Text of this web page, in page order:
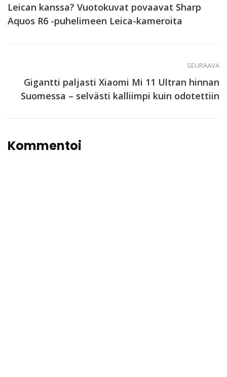
Leican kanssa? Vuotokuvat povaavat Sharp
Aquos R6 -puhelimeen Leica-kameroita
SEURAAVA
Gigantti paljasti Xiaomi Mi 11 Ultran hinnan
Suomessa – selvästi kalliimpi kuin odotettiin
Kommentoi